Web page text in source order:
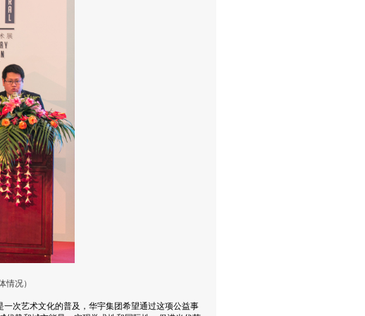
情况）
次艺术文化的普及，华宇集团希望通过这项公益事